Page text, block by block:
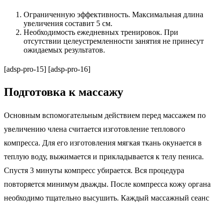
Ограниченную эффективность. Максимальная длина
увеличения составит 5 см.
Необходимость ежедневных тренировок. При
отсутствии целеустремленности занятия не принесут
ожидаемых результатов.
[adsp-pro-15] [adsp-pro-16]
Подготовка к массажу
Основным вспомогательным действием перед массажем по
увеличению члена считается изготовление теплового
компресса. Для его изготовления мягкая ткань окунается в
теплую воду, выжимается и прикладывается к телу пениса.
Спустя 3 минуты компресс убирается. Вся процедура
повторяется минимум дважды. После компресса кожу органа
необходимо тщательно высушить. Каждый массажный сеанс